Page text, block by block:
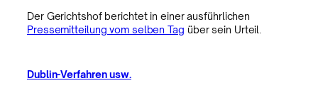
Der Gerichtshof berichtet in einer ausführlichen
Pressemitteilung vom selben Tag über sein Urteil.
Dublin-Verfahren usw.